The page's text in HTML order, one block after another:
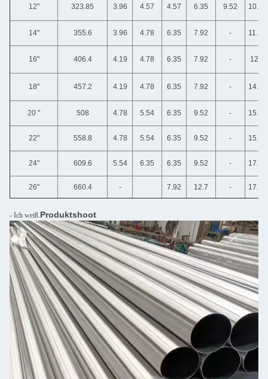
12" 323.85 3.96 4.57 4.57 6.35 9.52 10.31
14" 355.6 3.96 4.78 6.35 7.92 - 11.13
16" 406.4 4.19 4.78 6.35 7.92 - 12.7
18" 457.2 4.19 4.78 6.35 7.92 - 14.27
20 " 508 4.78 5.54 6.35 9.52 - 15.09
22" 558.8 4.78 5.54 6.35 9.52 - 15.09
24" 609.6 5.54 6.35 6.35 9.52 - 17.48
26" 660.4 - 7.92 12.7 - 17.48
- Ich weiß.Produktshoot